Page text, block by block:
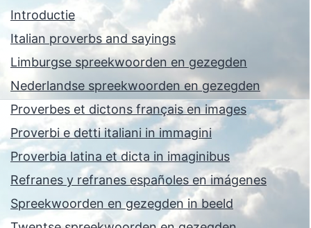
Introductie
Italian proverbs and sayings
Limburgse spreekwoorden en gezegden
Nederlandse spreekwoorden en gezegden
Proverbes et dictons français en images
Proverbi e detti italiani in immagini
Proverbia latina et dicta in imaginibus
Refranes y refranes españoles en imágenes
Spreekwoorden en gezegden in beeld